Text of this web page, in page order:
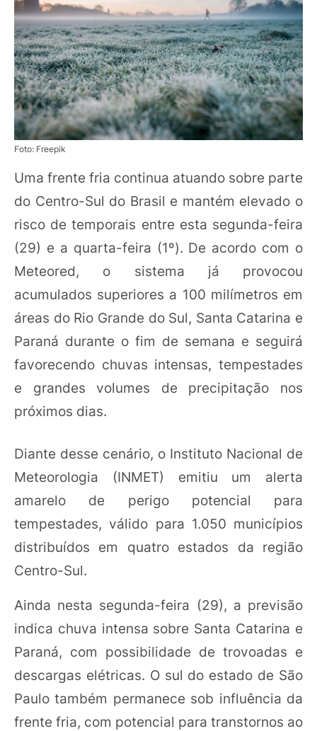
Foto: Freepik
Uma frente fria continua atuando sobre parte
do Centro-Sul do Brasil e mantém elevado o
risco de temporais entre esta segunda-feira
(29) e a quarta-feira (1º). De acordo com o
Meteored, o sistema já provocou
acumulados superiores a 100 milímetros em
áreas do Rio Grande do Sul, Santa Catarina e
Paraná durante o fim de semana e seguirá
favorecendo chuvas intensas, tempestades
e grandes volumes de precipitação nos
próximos dias.
Diante desse cenário, o Instituto Nacional de
Meteorologia (INMET) emitiu um alerta
amarelo de perigo potencial para
tempestades, válido para 1.050 municípios
distribuídos em quatro estados da região
Centro-Sul.
Ainda nesta segunda-feira (29), a previsão
indica chuva intensa sobre Santa Catarina e
Paraná, com possibilidade de trovoadas e
descargas elétricas. O sul do estado de São
Paulo também permanece sob influência da
frente fria, com potencial para transtornos ao